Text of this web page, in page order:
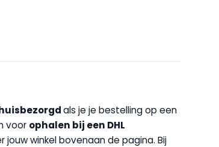
als je je bestelling op een
voor ophalen bij een DHL
jouw winkel bovenaan de pagina. Bij